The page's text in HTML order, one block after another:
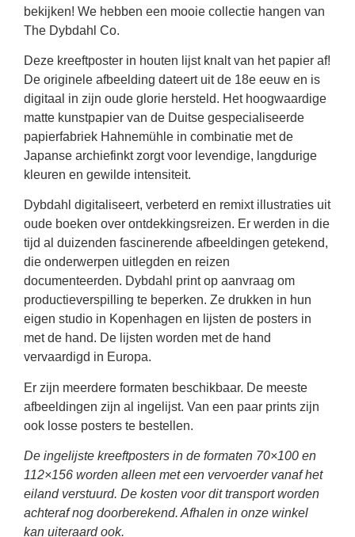
bekijken! We hebben een mooie collectie hangen van
The Dybdahl Co.
Deze kreeftposter in houten lijst knalt van het papier af!
De originele afbeelding dateert uit de 18e eeuw en is
digitaal in zijn oude glorie hersteld. Het hoogwaardige
matte kunstpapier van de Duitse gespecialiseerde
papierfabriek Hahnemühle in combinatie met de
Japanse archiefinkt zorgt voor levendige, langdurige
kleuren en gewilde intensiteit.
Dybdahl digitaliseert, verbeterd en remixt illustraties uit
oude boeken over ontdekkingsreizen. Er werden in die
tijd al duizenden fascinerende afbeeldingen getekend,
die onderwerpen uitlegden en reizen
documenteerden. Dybdahl print op aanvraag om
productieverspilling te beperken. Ze drukken in hun
eigen studio in Kopenhagen en lijsten de posters in
met de hand. De lijsten worden met de hand
vervaardigd in Europa.
Er zijn meerdere formaten beschikbaar. De meeste
afbeeldingen zijn al ingelijst. Van een paar prints zijn
ook losse posters te bestellen.
De ingelijste kreeftposters in de formaten 70×100 en
112×156 worden alleen met een vervoerder vanaf het
eiland verstuurd. De kosten voor dit transport worden
achteraf nog doorberekend. Afhalen in onze winkel
kan uiteraard ook.